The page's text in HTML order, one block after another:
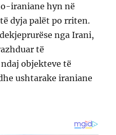
iraniane hyn në
dyja palët po rriten.
nga Irani,
të
objekteve të
ushtarake iraniane